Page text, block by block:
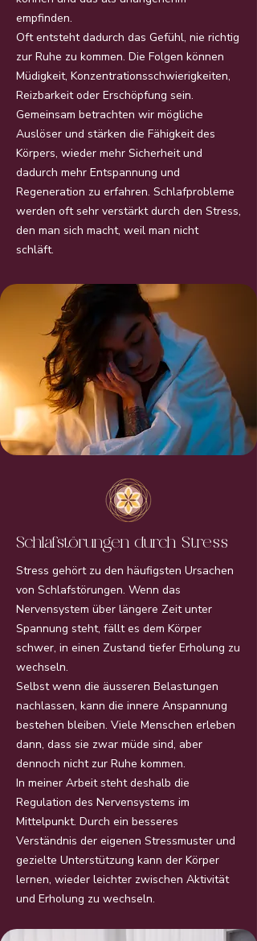
empfinden.
Oft entsteht dadurch das Gefühl, nie richtig
zur Ruhe zu kommen. Die Folgen können
Müdigkeit, Konzentrationsschwierigkeiten,
Reizbarkeit oder Erschöpfung sein.
Gemeinsam betrachten wir mögliche
Auslöser und stärken die Fähigkeit des
Körpers, wieder mehr Sicherheit und
dadurch mehr Entspannung und
Regeneration zu erfahren. Schlafprobleme
werden oft sehr verstärkt durch den Stress,
den man sich macht, weil man nicht
schläft.
Schlafstörungen durch Stress
Stress gehört zu den häufigsten Ursachen
von Schlafstörungen. Wenn das
Nervensystem über längere Zeit unter
Spannung steht, fällt es dem Körper
schwer, in einen Zustand tiefer Erholung zu
wechseln.
Selbst wenn die äusseren Belastungen
nachlassen, kann die innere Anspannung
bestehen bleiben. Viele Menschen erleben
dann, dass sie zwar müde sind, aber
dennoch nicht zur Ruhe kommen.
In meiner Arbeit steht deshalb die
Regulation des Nervensystems im
Mittelpunkt. Durch ein besseres
Verständnis der eigenen Stressmuster und
gezielte Unterstützung kann der Körper
lernen, wieder leichter zwischen Aktivität
und Erholung zu wechseln.